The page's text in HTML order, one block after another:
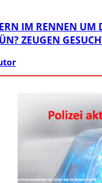
IM RENNEN UM
ZEUGEN